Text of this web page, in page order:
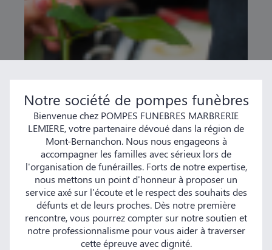
Notre société de pompes funèbres
Bienvenue chez POMPES FUNEBRES MARBRERIE
LEMIERE, votre partenaire dévoué dans la région de
Mont-Bernanchon. Nous nous engageons à
accompagner les familles avec sérieux lors de
l'organisation de funérailles. Forts de notre expertise,
nous mettons un point d'honneur à proposer un
service axé sur l'écoute et le respect des souhaits des
défunts et de leurs proches. Dès notre première
rencontre, vous pourrez compter sur notre soutien et
notre professionnalisme pour vous aider à traverser
cette épreuve avec dignité.